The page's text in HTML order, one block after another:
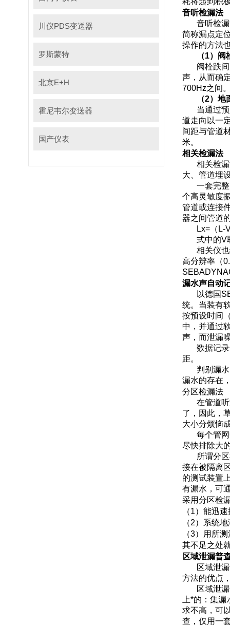
川仪PDS变送器
罗斯蒙特
北京E+H
霍尼韦尔变送器
国产仪表
音听检漏法
音听检漏
简称漏点定位
操作的方法也
（1）阀
阀栓跌
声，从
700Hz之间
（2）地
当通过预
道走向以一定
间距与管道材
米。
相关检漏法
相关检漏
大、管道
一套完
个高灵敏度振
管道或连接
器之间管道
Lx= （ L-
式中的V
相关仪也
高分辨率（
漏水声自动
以德国
统。当装
按预设时间
中，并通
声，而
数据记录
距。
判别漏
漏水的存在
分区检漏法
在管道听
了，因此
大小分烦恼成
每个管网
尽快排除大的
所谓分区
接在被隔离
的测试装置上
有漏水，
采用分区检漏
（1）能迅速
（2）系统地
（3）用所测
其不足之处
区域泄漏普
区域泄漏
方法的优点
区域泄漏
上*的：集
求不高
查，仅用一套